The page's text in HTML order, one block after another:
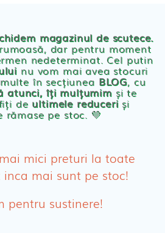
FEMEI
Urinara
magazinul de scutece.
dar pentru moment
nedeterminat. Cel putin
nu vom mai avea stocuri
în secțiunea BLOG, cu
atunci, îți mulțumimși te
de ultimele reduceriși
rămase pe stoc. 💛
mici preturi la toate
inca mai sunt pe stoc!
pentru sustinere!